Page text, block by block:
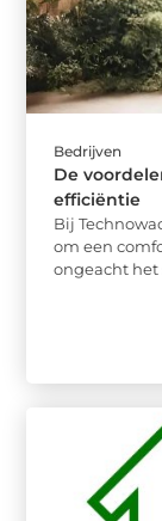
Bedrijven
De
efficiëntie
Bij
om een
ongeacht het